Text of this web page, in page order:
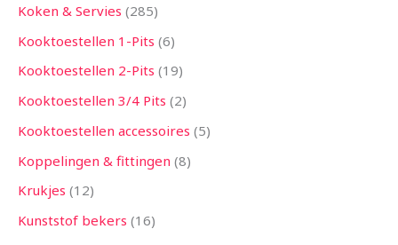
Koken & Servies 285
Kooktoestellen 1-Pits 6
Kooktoestellen 2-Pits 19
Kooktoestellen 3/4 Pits 2
Kooktoestellen accessoires 5
Koppelingen & fittingen 8
Krukjes 12
Kunststof bekers 16